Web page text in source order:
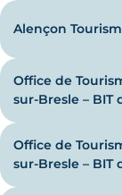
Alençon
Office de
sur-Bresle – BIT
Office de
sur-Bresle – BIT